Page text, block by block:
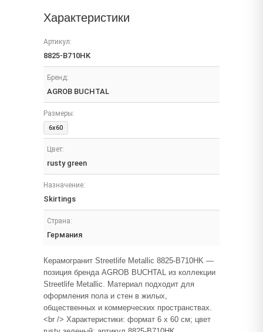
Характеристики
Артикул:
8825-B710HK
Бренд:
AGROB BUCHTAL
Размеры:
6x60
Цвет:
rusty green
Назначение:
Skirtings
Страна:
Германия
Керамогранит Streetlife Metallic 8825-B710HK —
позиция бренда AGROB BUCHTAL из коллекции
Streetlife Metallic. Материал подходит для
оформления пола и стен в жилых,
общественных и коммерческих пространствах.
<br /> Характеристики: формат 6 x 60 см; цвет